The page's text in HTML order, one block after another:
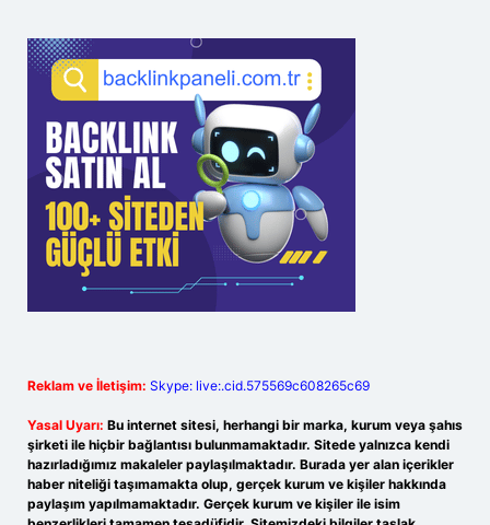
Reklam ve İletişim: Skype: live:.cid.575569c608265c69
Yasal Uyarı: Bu internet sitesi, herhangi bir marka, kurum veya şahıs
şirketi ile hiçbir bağlantısı bulunmamaktadır. Sitede yalnızca kendi
hazırladığımız makaleler paylaşılmaktadır. Burada yer alan içerikler
haber niteliği taşımamakta olup, gerçek kurum ve kişiler hakkında
paylaşım yapılmamaktadır. Gerçek kurum ve kişiler ile isim